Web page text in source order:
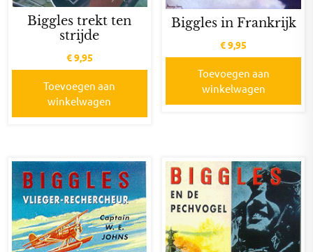
Biggles trekt ten
strijde
€9,95
Toevoegen aan
winkelwagen
Biggles in Frankrijk
€9,95
Toevoegen aan
winkelwagen